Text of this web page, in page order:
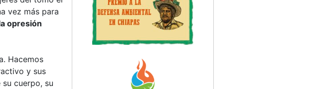
vez más para
opresión
Hacemos
y sus
cuerpo, su